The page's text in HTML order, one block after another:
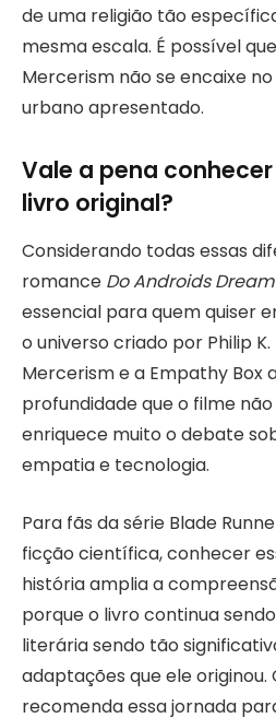
de uma religião tão
mesma escala. É possível
Mercerism não se encaixe
urbano apresentado.
Vale a pena
livro original?
Considerando todas essas
romance Do Androids
essencial para quem quiser
o universo criado por Philip K.
Mercerism e a Empathy Box
profundidade que o filme
enriquece muito o debate
empatia e tecnologia.
Para fãs da série Blade
ficção científica, conhecer
história amplia a
porque o livro continua
literária sendo tão
adaptações que ele originou.
recomenda essa jornada